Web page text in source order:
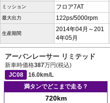
ミッション フロア7AT
最大出力 122ps/5000rpm
生産期間
2014年04月～201
4年05月
アーバンレーサー リミテッド
新車時価格387万円(税込)
JC08
16.0km/L
満タンでどこまで走る？
720km